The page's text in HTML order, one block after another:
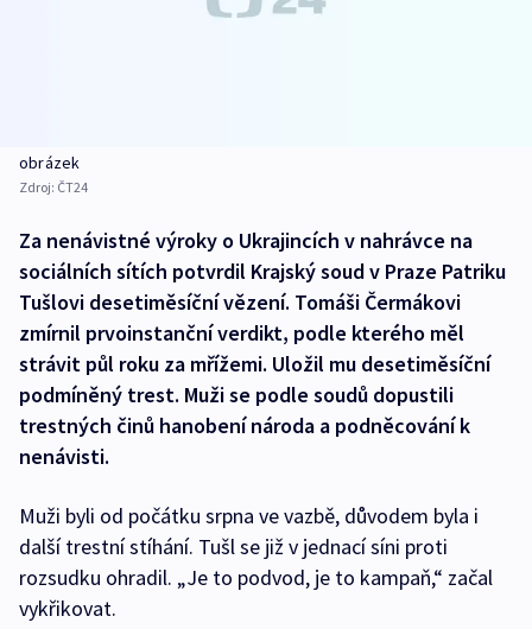
obrázek
Zdroj: ČT24
Za nenávistné výroky o Ukrajincích v nahrávce na
sociálních sítích potvrdil Krajský soud v Praze Patriku
Tušlovi desetiměsíční vězení. Tomáši Čermákovi
zmírnil prvoinstanční verdikt, podle kterého měl
strávit půl roku za mřížemi. Uložil mu desetiměsíční
podmíněný trest. Muži se podle soudů dopustili
trestných činů hanobení národa a podněcování k
nenávisti.
Muži byli od počátku srpna ve vazbě, důvodem byla i
další trestní stíhání. Tušl se již v jednací síni proti
rozsudku ohradil. „Je to podvod, je to kampaň,“ začal
vykřikovat.